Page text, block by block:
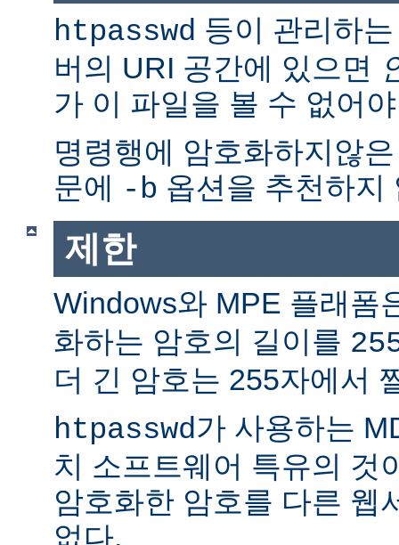
htpasswd 등이 관리하
버의 URI 공간에 있으면
가 이 파일을 볼 수 없어
명령행에 암호화하지않
문에 -b 옵션을 추천하지
제한
Windows와 MPE 플래폼
화하는 암호의 길이를
더 긴 암호는 255자에서
htpasswd가 사용하는
치 소프트웨어 특유의 것
암호화한 암호를 다른 웹
없다.